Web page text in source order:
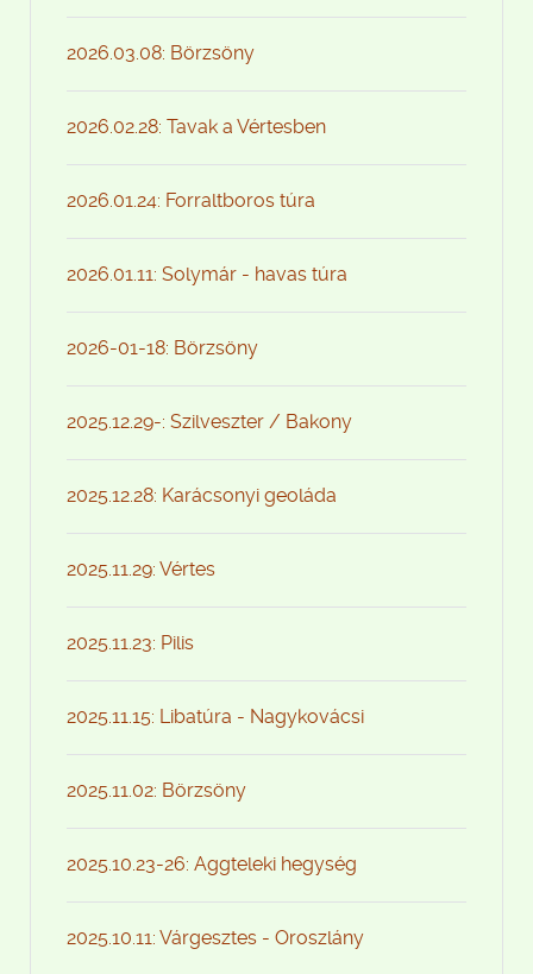
2026.03.08: Börzsöny
2026.02.28: Tavak a Vértesben
2026.01.24: Forraltboros túra
2026.01.11: Solymár - havas túra
2026-01-18: Börzsöny
2025.12.29-: Szilveszter / Bakony
2025.12.28: Karácsonyi geoláda
2025.11.29: Vértes
2025.11.23: Pilis
2025.11.15: Libatúra - Nagykovácsi
2025.11.02: Börzsöny
2025.10.23-26: Aggteleki hegység
2025.10.11: Várgesztes - Oroszlány